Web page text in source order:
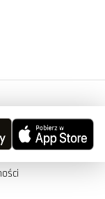
Reserved.